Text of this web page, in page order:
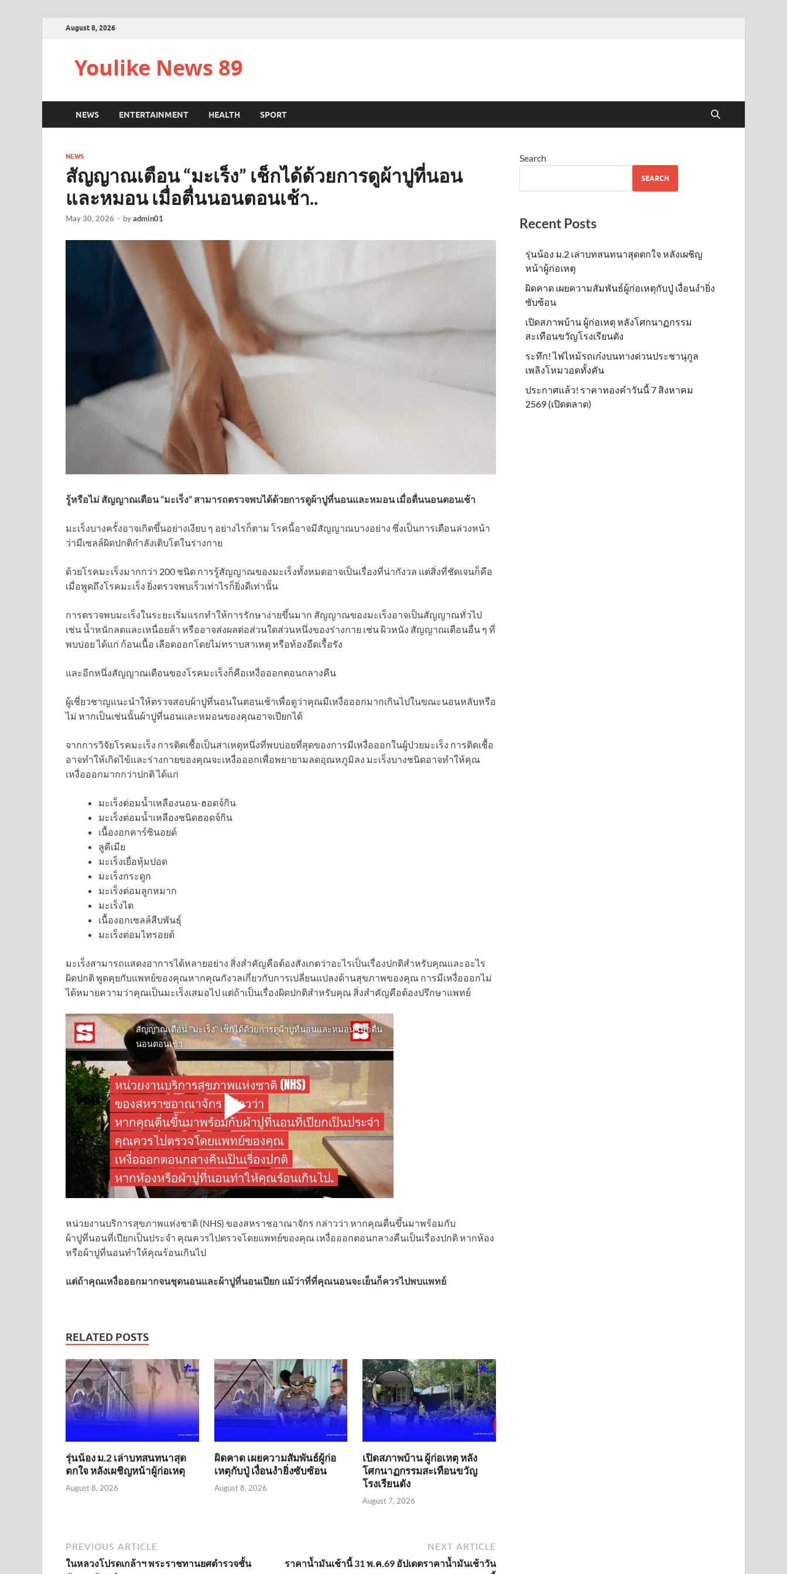
August 8, 2026
Youlike News 89
NEWS ENTERTAINMENT HEALTH SPORT
NEWS
สัญญาณเตือน “มะเร็ง” เช็กได้ด้วยการดูผ้าปูที่นอน
และหมอน เมื่อตื่นนอนตอนเช้า..
May 30, 2026 - byadmin01
รู้หรือไม่ สัญญาณเตือน “มะเร็ง” สามารถตรวจพบได้ด้วยการดูผ้าปูที่นอนและหมอน เมื่อตื่นนอนตอนเช้า
มะเร็งบางครั้งอาจเกิดขึ้นอย่างเงียบ ๆ อย่างไรก็ตาม โรคนี้อาจมีสัญญาณบางอย่าง ซึ่งเป็นการเตือนล่วงหน้า
ว่ามีเซลล์ผิดปกติกำลังเติบโตในร่างกาย
ด้วยโรคมะเร็งมากกว่า 200 ชนิด การรู้สัญญาณของมะเร็งทั้งหมดอาจเป็นเรื่องที่น่ากังวล แต่สิ่งที่ชัดเจนก็คือ
เมื่อพูดถึงโรคมะเร็ง ยิ่งตรวจพบเร็วเท่าไรก็ยิ่งดีเท่านั้น
การตรวจพบมะเร็งในระยะเริ่มแรกทำให้การรักษาง่ายขึ้นมาก สัญญาณของมะเร็งอาจเป็นสัญญาณทั่วไป
เช่น น้ำหนักลดและเหนื่อยล้า หรืออาจส่งผลต่อส่วนใดส่วนหนึ่งของร่างกาย เช่น ผิวหนัง สัญญาณเตือนอื่น ๆ ที่
พบบ่อย ได้แก่ ก้อนเนื้อ เลือดออกโดยไม่ทราบสาเหตุ หรือท้องอืดเรื้อรัง
และอีกหนึ่งสัญญาณเตือนของโรคมะเร็งก็คือเหงื่อออกตอนกลางคืน
ผู้เชี่ยวชาญแนะนำให้ตรวจสอบผ้าปูที่นอนในตอนเช้าเพื่อดูว่าคุณมีเหงื่อออกมากเกินไปในขณะนอนหลับหรือ
ไม่ หากเป็นเช่นนั้นผ้าปูที่นอนและหมอนของคุณอาจเปียกได้
จากการวิจัยโรคมะเร็ง การติดเชื้อเป็นสาเหตุหนึ่งที่พบบ่อยที่สุดของการมีเหงื่อออกในผู้ป่วยมะเร็ง การติดเชื้อ
อาจทำให้เกิดไข้และร่างกายของคุณจะเหงื่อออกเพื่อพยายามลดอุณหภูมิลง มะเร็งบางชนิดอาจทำให้คุณ
เหงื่อออกมากกว่าปกติ ได้แก่
มะเร็งต่อมน้ำเหลืองนอน-ฮอดจ์กิน
มะเร็งต่อมน้ำเหลืองชนิดฮอดจ์กิน
เนื้องอกคาร์ซินอยด์
ลูคีเมีย
มะเร็งเยื่อหุ้มปอด
มะเร็งกระดูก
มะเร็งต่อมลูกหมาก
มะเร็งไต
เนื้องอกเซลล์สืบพันธุ์
มะเร็งต่อมไทรอยด์
มะเร็งสามารถแสดงอาการได้หลายอย่าง สิ่งสำคัญคือต้องสังเกตว่าอะไรเป็นเรื่องปกติสำหรับคุณและอะไร
ผิดปกติ พูดคุยกับแพทย์ของคุณหากคุณกังวลเกี่ยวกับการเปลี่ยนแปลงด้านสุขภาพของคุณ การมีเหงื่อออกไม่
ได้หมายความว่าคุณเป็นมะเร็งเสมอไป แต่ถ้าเป็นเรื่องผิดปกติสำหรับคุณ สิ่งสำคัญคือต้องปรึกษาแพทย์
หน่วยงานบริการสุขภาพแห่งชาติ (NHS) ของสหราชอาณาจักร กล่าวว่า หากคุณตื่นขึ้นมาพร้อมกับ
ผ้าปูที่นอนที่เปียกเป็นประจำ คุณควรไปตรวจโดยแพทย์ของคุณ เหงื่อออกตอนกลางคืนเป็นเรื่องปกติ หากห้อง
หรือผ้าปูที่นอนทำให้คุณร้อนเกินไป
แต่ถ้าคุณเหงื่อออกมากจนชุดนอนและผ้าปูที่นอนเปียก แม้ว่าที่ที่คุณนอนจะเย็นก็ควรไปพบแพทย์
RELATED POSTS
รุ่นน้อง ม.2 เล่าบทสนทนาสุด
ตกใจ หลังเผชิญหน้าผู้ก่อเหตุ
August 8, 2026
ผิดคาด เผยความสัมพันธ์ผู้ก่อ
เหตุกับปู่ เงื่อนงำยิ่งซับซ้อน
August 8, 2026
เปิดสภาพบ้าน ผู้ก่อเหตุ หลัง
โศกนาฏกรรมสะเทือนขวัญ
โรงเรียนดัง
August 7, 2026
PREVIOUS ARTICLE
ในหลวงโปรดเกล้าฯ พระราชทานยศตำรวจชั้น
NEXT ARTICLE
ราคาน้ำมันเช้านี้ 31 พ.ค.69 อัปเดตราคาน้ำมันเช้าวัน
Search
SEARCH
Recent Posts
รุ่นน้อง ม.2 เล่าบทสนทนาสุดตกใจ หลังเผชิญ
หน้าผู้ก่อเหตุ
ผิดคาด เผยความสัมพันธ์ผู้ก่อเหตุกับปู่ เงื่อนงำยิ่ง
ซับซ้อน
เปิดสภาพบ้าน ผู้ก่อเหตุ หลังโศกนาฏกรรม
สะเทือนขวัญโรงเรียนดัง
ระทึก! ไฟไหม้รถเก๋งบนทางด่วนประชานุกูล
เพลิงโหมวอดทั้งคัน
ประกาศแล้ว! ราคาทองคำวันนี้ 7 สิงหาคม
2569 (เปิดตลาด)